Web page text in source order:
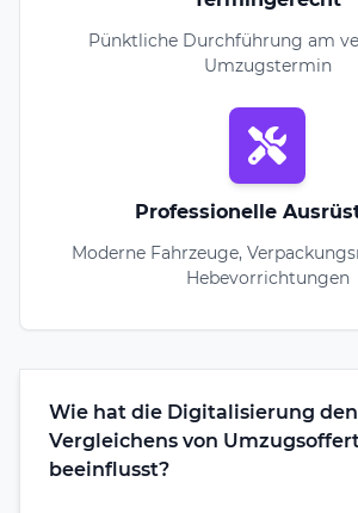
Pünktliche Durchführung am
Umzugstermin
Professionelle
Moderne Fahrzeuge,
Hebevorrichtungen
Wie hat die Digitalisierung den
Vergleichens von
beeinflusst?